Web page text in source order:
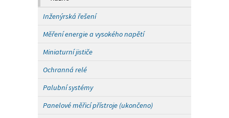
Inženýrská řešení
Měření energie a vysokého napětí
Miniaturní jističe
Ochranná relé
Palubní systémy
Panelové měřicí přístroje (ukončeno)